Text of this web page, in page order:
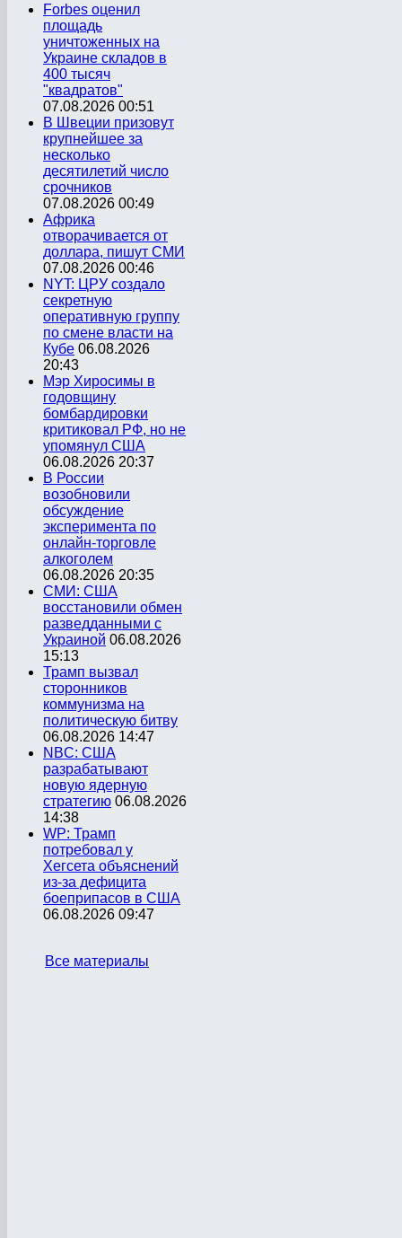
Forbes оценил
площадь
уничтоженных на
Украине складов в
400 тысяч
"квадратов"
07.08.2026 00:51
В Швеции призовут
крупнейшее за
несколько
десятилетий число
срочников
07.08.2026 00:49
Африка
отворачивается от
доллара, пишут СМИ
07.08.2026 00:46
NYT: ЦРУ создало
секретную
оперативную группу
по смене власти на
Кубе 06.08.2026
20:43
Мэр Хиросимы в
годовщину
бомбардировки
критиковал РФ, но не
упомянул США
06.08.2026 20:37
В России
возобновили
обсуждение
эксперимента по
онлайн-торговле
алкоголем
06.08.2026 20:35
СМИ: США
восстановили обмен
разведданными с
Украиной 06.08.2026
15:13
Трамп вызвал
сторонников
коммунизма на
политическую битву
06.08.2026 14:47
NBC: США
разрабатывают
новую ядерную
стратегию 06.08.2026
14:38
WP: Трамп
потребовал у
Хегсета объяснений
из-за дефицита
боеприпасов в США
06.08.2026 09:47
Все материалы